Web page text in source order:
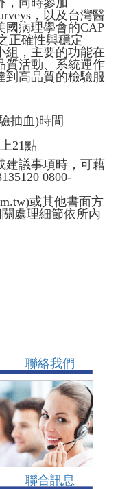
，同時參加
，以及台灣醫
國病理學會的CAP
正確性與穩定
組，主要的功能在
質活動、系統運作
到高品質的檢驗服
抽血)時間
21點
建議事項時，可藉
0800-
或其他書面方
處理細節依所內
聯絡我們
聯合訊息